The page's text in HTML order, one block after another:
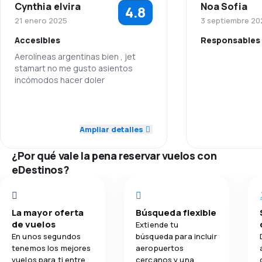
Red de conexiones 4.2
Precio del billete 3.8
Comodidad de viaje
Cynthia elvira
21 enero 2025 4.8
Accesibles
Aerolíneas argentinas bien , jet
stamart no me gusto asientos
incómodos hacer doler
5.0
Red de conexiones 5.0
5.0
Comodidad de viaje 4.0
Transporte de equipaje 5.0
Ampliar detalles
Noa Sofia
3 septiembre
Responsables
Precio del
Transporte
Comidas
¿Por qué vale la pena reservar vuelos con
eDestinos?
La mayor oferta
de vuelos
En unos segundos
tenemos los mejores
vuelos para ti entre
Búsqueda flexible
Extiende tu
búsqueda para incluir
aeropuertos
cercanos y una